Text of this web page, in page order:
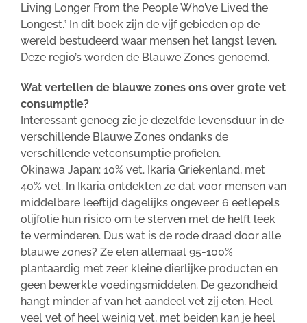
Living Longer From the People Who’ve Lived the
Longest.” In dit boek zijn de vijf gebieden op de
wereld bestudeerd waar mensen het langst leven.
Deze regio’s worden de Blauwe Zones genoemd.
Wat vertellen de blauwe zones ons over grote vet
consumptie?
Interessant genoeg zie je dezelfde levensduur in de
verschillende Blauwe Zones ondanks de
verschillende vetconsumptie profielen.
Okinawa Japan: 10% vet. Ikaria Griekenland, met
40% vet. In Ikaria ontdekten ze dat voor mensen van
middelbare leeftijd dagelijks ongeveer 6 eetlepels
olijfolie hun risico om te sterven met de helft leek
te verminderen. Dus wat is de rode draad door alle
blauwe zones? Ze eten allemaal 95-100%
plantaardig met zeer kleine dierlijke producten en
geen bewerkte voedingsmiddelen. De gezondheid
hangt minder af van het aandeel vet zij eten. Heel
veel vet of heel weinig vet, met beiden kan je heel